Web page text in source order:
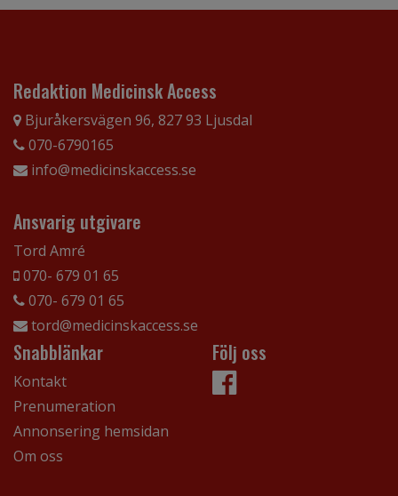
Redaktion Medicinsk Access
Bjuråkersvägen 96, 827 93 Ljusdal
070-6790165
info@medicinskaccess.se
Ansvarig utgivare
Tord Amré
070- 679 01 65
070- 679 01 65
tord@medicinskaccess.se
Snabblänkar
Kontakt
Prenumeration
Annonsering hemsidan
Om oss
Följ oss